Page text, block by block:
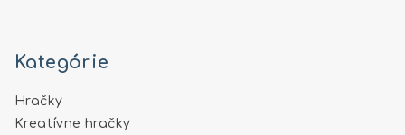
Kategórie
Hračky
Kreatívne hračky